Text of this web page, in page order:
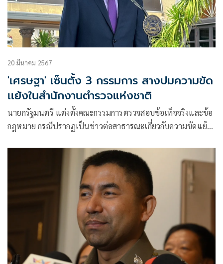
20 มีนาคม 2567
'เศรษฐา' เซ็นตั้ง 3 กรรมการ สางปมความขัด
เเย้งในสำนักงานตำรวจแห่งชาติ
นายกรัฐมนตรี แต่งตั้งคณะกรรมการตรวจสอบข้อเท็จจริงและข้อ
กฎหมาย กรณีปรากฏเป็นข่าวต่อสาธารณะเกี่ยวกับความขัดแย้ง